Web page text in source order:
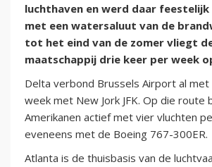
luchthaven en werd daar
met een watersaluut van de
tot het eind van de zomer vliegt
maatschappij drie keer per week
Delta verbond Brussels Airport al
week met New Jork JFK. Op die route
Amerikanen actief met vier vluchten
eveneens met de Boeing 767-300ER.
Atlanta is de thuisbasis van de